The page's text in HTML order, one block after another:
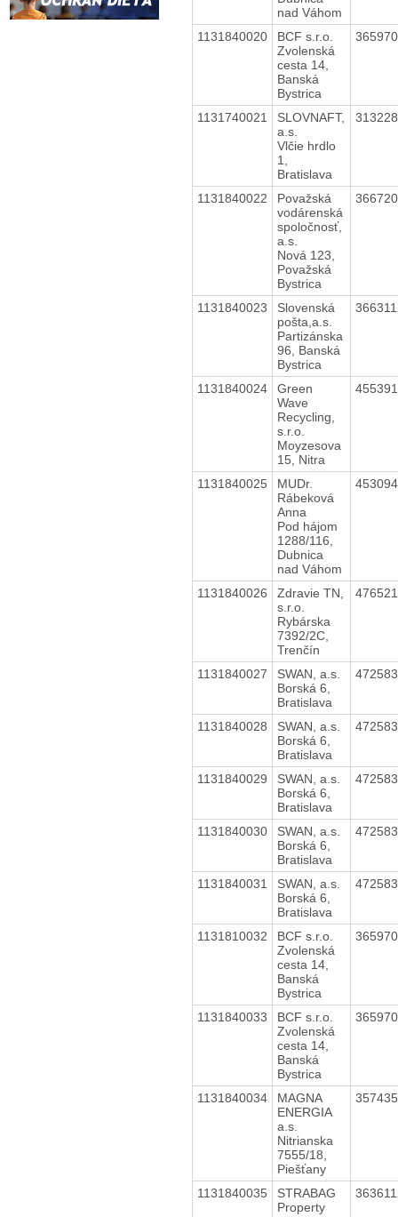
nad Váhom
1131840020
BCF s.r.o.
Zvolenská
cesta 14,
Banská
Bystrica
1131740021
SLOVNAFT,
a.s.
Vlčie hrdlo
1,
Bratislava
1131840022
Považská
vodárenská
spoločnosť,
a.s.
Nová 123,
Považská
Bystrica
1131840023
Slovenská
pošta,a.s.
Partizánska
96, Banská
Bystrica
1131840024
Green
Wave
Recycling,
s.r.o.
Moyzesova
15, Nitra
1131840025
MUDr.
Rábeková
Anna
Pod hájom
1288/116,
Dubnica
nad Váhom
1131840026
Zdravie TN,
s.r.o.
Rybárska
7392/2C,
Trenčín
1131840027
SWAN, a.s.
Borská 6,
Bratislava
1131840028
SWAN, a.s.
Borská 6,
Bratislava
1131840029
SWAN, a.s.
Borská 6,
Bratislava
1131840030
SWAN, a.s.
Borská 6,
Bratislava
1131840031
SWAN, a.s.
Borská 6,
Bratislava
1131810032
BCF s.r.o.
Zvolenská
cesta 14,
Banská
Bystrica
1131840033
BCF s.r.o.
Zvolenská
cesta 14,
Banská
Bystrica
1131840034
MAGNA
ENERGIA
a.s.
Nitrianska
7555/18,
Piešťany
1131840035
STRABAG
Property